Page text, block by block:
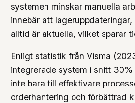
systemen minskar manuella
innebär att
alltid är aktuella, vilket sparar
Enligt statistik från Visma
integrerade system i snitt
inte bara till effektivare
orderhantering och förbättrad